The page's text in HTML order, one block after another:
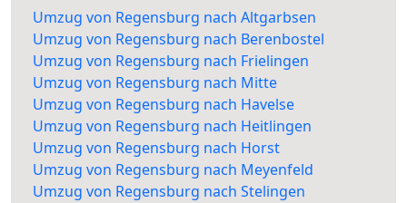
Umzug von Regensburg nach Altgarbsen
Umzug von Regensburg nach Berenbostel
Umzug von Regensburg nach Frielingen
Umzug von Regensburg nach Mitte
Umzug von Regensburg nach Havelse
Umzug von Regensburg nach Heitlingen
Umzug von Regensburg nach Horst
Umzug von Regensburg nach Meyenfeld
Umzug von Regensburg nach Stelingen